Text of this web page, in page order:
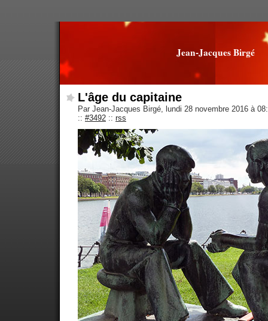
Jean-Jacques Birgé
L'âge du capitaine
Par Jean-Jacques Birgé, lundi 28 novembre 2016 à
:: #3492 :: rss